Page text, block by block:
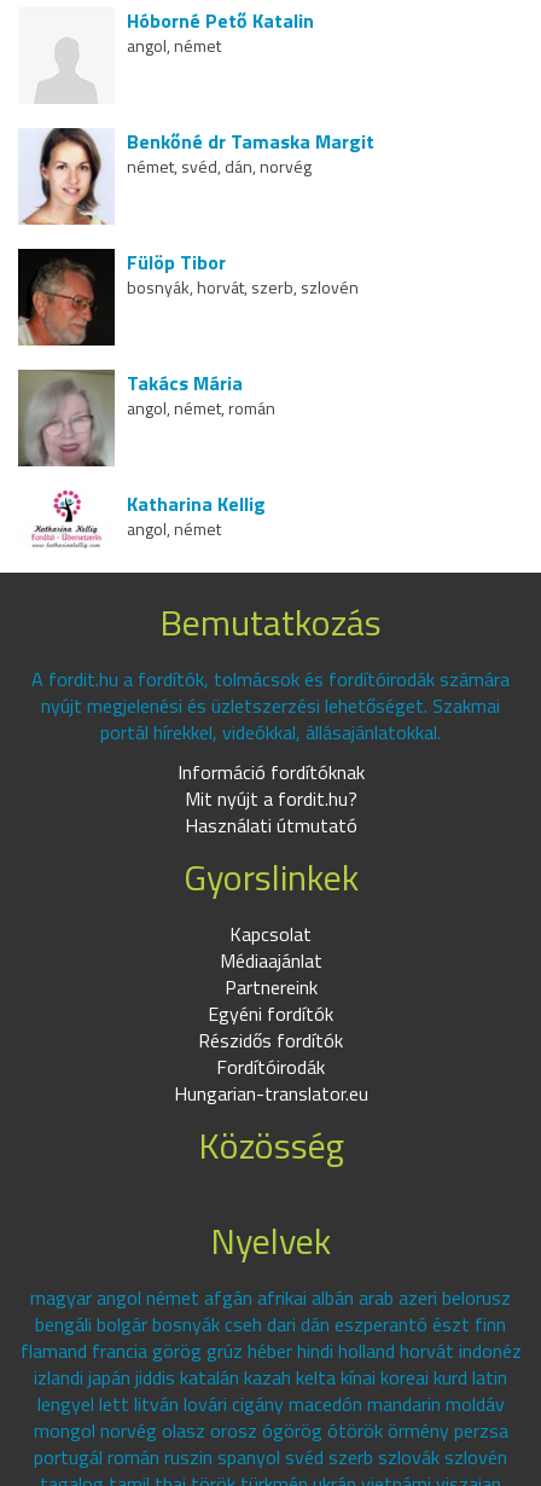
Hóborné Pető Katalin
angol, német
Benkőné dr Tamaska Margit
német, svéd, dán, norvég
Fülöp Tibor
bosnyák, horvát, szerb, szlovén
Takács Mária
angol, német, román
Katharina Kellig
angol, német
Bemutatkozás
A fordit.hu a fordítók, tolmácsok és fordítóirodák számára
nyújt megjelenési és üzletszerzési lehetőséget. Szakmai
portál hírekkel, videókkal, állásajánlatokkal.
Információ fordítóknak
Mit nyújt a fordit.hu?
Használati útmutató
Gyorslinkek
Kapcsolat
Médiaajánlat
Partnereink
Egyéni fordítók
Részidős fordítók
Fordítóirodák
Hungarian-translator.eu
Közösség
Nyelvek
magyar angol német afgán afrikai albán arab azeri belorusz
bengáli bolgár bosnyák cseh dari dán eszperantó észt finn
flamand francia görög grúz héber hindi holland horvát indonéz
izlandi japán jiddis katalán kazah kelta kínai koreai kurd latin
lengyel lett litván lovári cigány macedón mandarin moldáv
mongol norvég olasz orosz ógörög ótörök örmény perzsa
portugál román ruszin spanyol svéd szerb szlovák szlovén